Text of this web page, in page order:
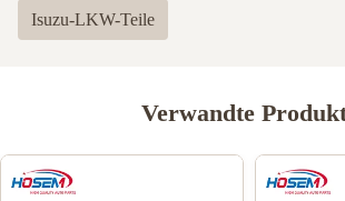
Isuzu-LKW-Teile
Verwandte